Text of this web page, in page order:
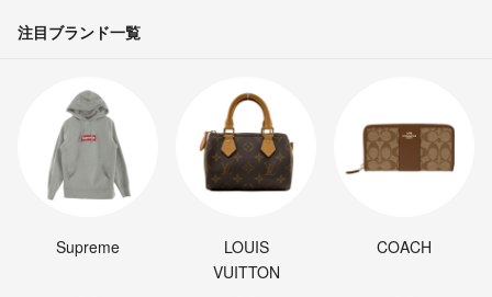
注目ブランド一覧
Supreme
LOUIS
VUITTON
COACH